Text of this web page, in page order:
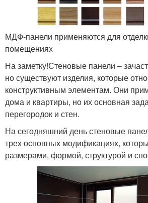
МДФ-панели применяются для
помещениях
На заметку!Стеновые панели –
но существуют изделия, которые
конструктивным элементам. Они
дома и квартиры, но их основная
перегородок и стен.
На сегодняшний день стеновые
трех основных модификациях,
размерами, формой, структурой и